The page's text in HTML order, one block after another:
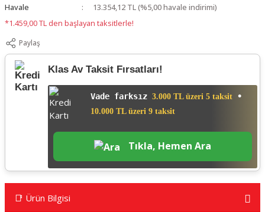
Havale
13.354,12 TL (%5,00 havale indirimi)
*1.459,00 TL den başlayan taksitlerle!
Paylaş
Klas Av Taksit Fırsatları!
Vade farksız 3.000 TL üzeri 5 taksit •
10.000 TL üzeri 9 taksit
Tıkla, Hemen Ara
📑 Ürün Bilgisi